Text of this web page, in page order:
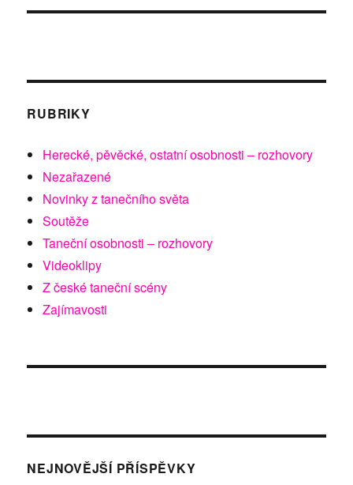
RUBRIKY
Herecké, pěvěcké, ostatní osobnosti – rozhovory
Nezařazené
Novinky z tanečního světa
Soutěže
Taneční osobnosti – rozhovory
Videoklipy
Z české taneční scény
Zajímavosti
NEJNOVĚJŠÍ PŘÍSPĚVKY